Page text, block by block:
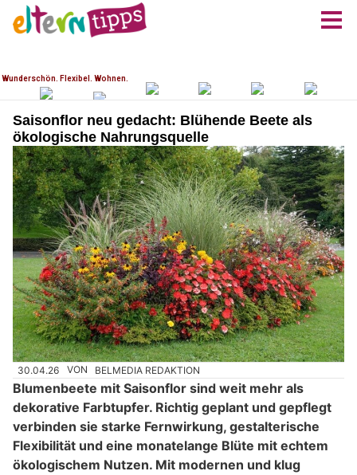
Saisonflor neu gedacht: Blühende Beete als
ökologische Nahrungsquelle
30.04.26 VON BELMEDIA REDAKTION
Blumenbeete mit Saisonflor sind weit mehr als
dekorative Farbtupfer. Richtig geplant und gepflegt
verbinden sie starke Fernwirkung, gestalterische
Flexibilität und eine monatelange Blüte mit echtem
ökologischem Nutzen. Mit modernen und klug